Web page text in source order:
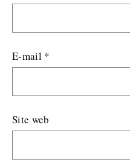
E-mail *
Site web